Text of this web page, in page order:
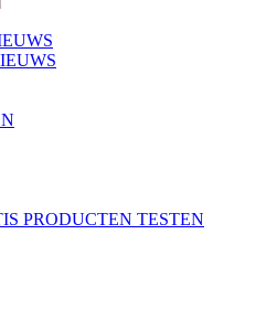
PRODUCTEN TESTEN